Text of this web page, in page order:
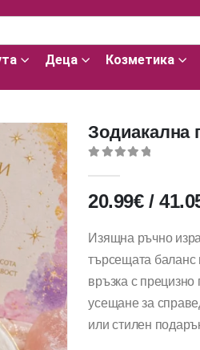
Деца Козметика
Зодиакална
20.99€ /
Изящна ръчно
търсещата баланс
връзка с прецизно
усещане за
или стилен